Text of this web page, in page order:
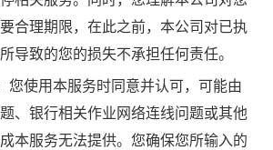
合理期限，在此之前，本公司对已执
导致的您的损失不承担任何责任。
您使用本服务时同意并认可，可能由
、银行相关作业网络连线问题或其他
本服务无法提供。您确保您所输入的